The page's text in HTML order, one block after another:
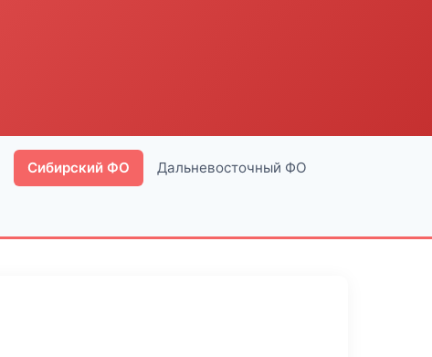
Сибирский ФО Дальневосточный ФО